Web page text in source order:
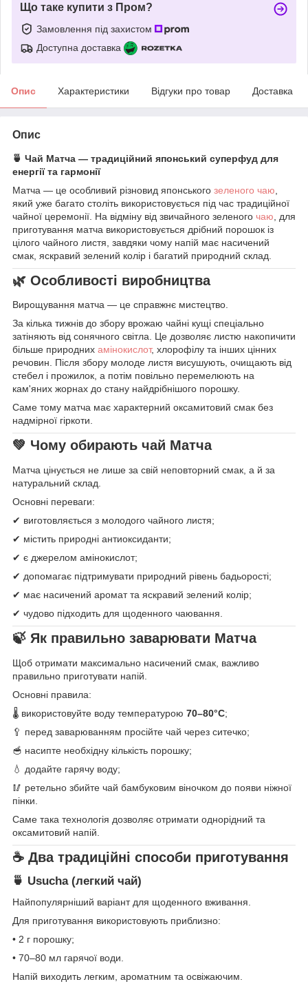
Що таке купити з Пром?
Замовлення під захистом
Доступна доставка
Опис Характеристики Відгуки про товар Доставка
Опис
🍵 Чай Матча — традиційний японський суперфуд для
енергії та гармонії
Матча — це особливий різновид японського зеленого чаю
який уже багато століть використовується під час традиційної
чайної церемонії. На відміну від звичайного зеленого чаю , для
приготування матча використовується дрібний порошок із
цілого чайного листя, завдяки чому напій має насичений
смак, яскравий зелений колір і багатий природний склад.
🌿 Особливості виробництва
Вирощування матча — це справжнє мистецтво.
За кілька тижнів до збору врожаю чайні кущі спеціально
затіняють від сонячного світла. Це дозволяє листю накопичити
більше природних амінокислот, хлорофілу та інших цінних
речовин. Після збору молоде листя висушують, очищають від
стебел і прожилок, а потім повільно перемелюють на
кам'яних жорнах до стану найдрібнішого порошку.
Саме тому матча має характерний оксамитовий смак без
надмірної гіркоти.
💚 Чому обирають чай Матча
Матча цінується не лише за свій неповторний смак, а й за
натуральний склад.
Основні переваги:
✔ виготовляється з молодого чайного листя;
✔ містить природні антиоксиданти;
✔ є джерелом амінокислот;
✔ допомагає підтримувати природний рівень бадьорості;
✔ має насичений аромат та яскравий зелений колір;
✔ чудово підходить для щоденного чаювання.
🍃 Як правильно заварювати Матча
Щоб отримати максимально насичений смак, важливо
правильно приготувати напій.
Основні правила:
🌡 використовуйте воду температурою 70–80°C;
🥄 перед заварюванням просійте чай через ситечко;
🥣 насипте необхідну кількість порошку;
💧 додайте гарячу воду;
🥢 ретельно збийте чай бамбуковим віночком до появи ніжної
пінки.
Саме така технологія дозволяє отримати однорідний та
оксамитовий напій.
☕ Два традиційні способи приготування
🍵 Usucha (легкий чай)
Найпопулярніший варіант для щоденного вживання.
Для приготування використовують приблизно:
• 2 г порошку;
• 70–80 мл гарячої води.
Напій виходить легким, ароматним та освіжаючим.